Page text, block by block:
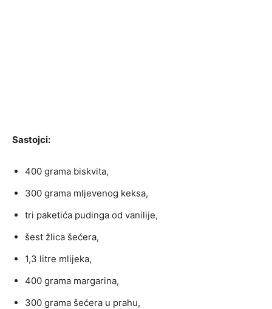
Sastojci:
400 grama biskvita,
300 grama mljevenog keksa,
tri paketića pudinga od vanilije,
šest žlica šećera,
1,3 litre mlijeka,
400 grama margarina,
300 grama šećera u prahu,